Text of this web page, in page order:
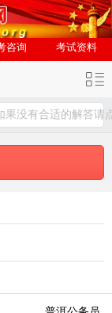
咨询 考试资料
没有合适的解答请